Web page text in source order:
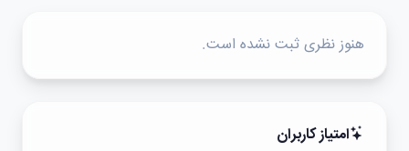
هنوز نظری ثبت نشده است.
امتیاز کاربران